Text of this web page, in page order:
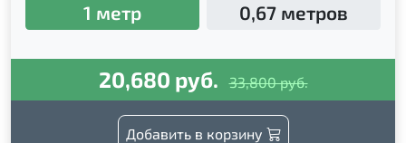
1 метр 0,67 метров
20,680 руб. 33,800 руб.
Добавить в корзину